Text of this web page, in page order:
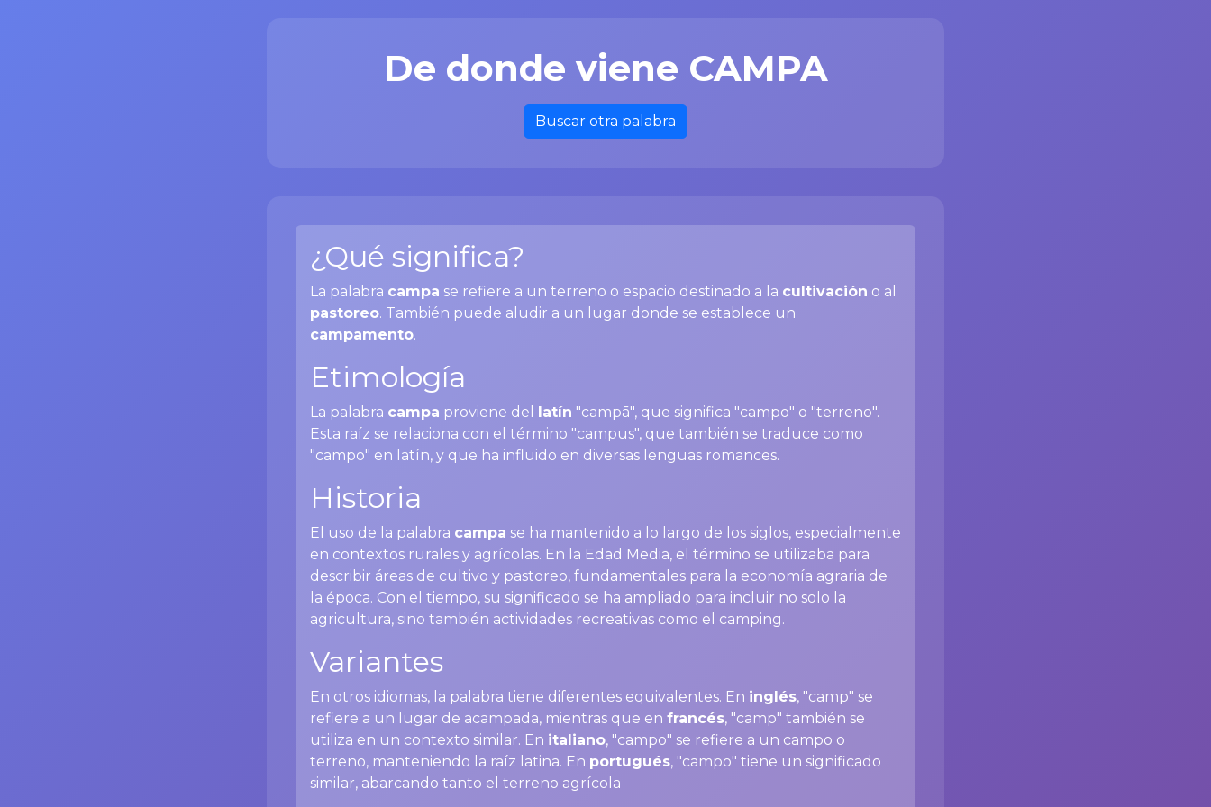
De donde viene CAMPA
Buscar otra palabra
¿Qué significa?
La palabra campa se refiere a un terreno o espacio destinado a la cultivación o al
pastoreo. También puede aludir a un lugar donde se establece un
campamento.
Etimología
La palabra campa proviene del latín "campā", que significa "campo" o "terreno".
Esta raíz se relaciona con el término "campus", que también se traduce como
"campo" en latín, y que ha influido en diversas lenguas romances.
Historia
El uso de la palabra campa se ha mantenido a lo largo de los siglos, especialmente
en contextos rurales y agrícolas. En la Edad Media, el término se utilizaba para
describir áreas de cultivo y pastoreo, fundamentales para la economía agraria de
la época. Con el tiempo, su significado se ha ampliado para incluir no solo la
agricultura, sino también actividades recreativas como el camping.
Variantes
En otros idiomas, la palabra tiene diferentes equivalentes. En inglés, "camp" se
refiere a un lugar de acampada, mientras que en francés, "camp" también se
utiliza en un contexto similar. En italiano, "campo" se refiere a un campo o
terreno, manteniendo la raíz latina. En portugués, "campo" tiene un significado
similar, abarcando tanto el terreno agrícola